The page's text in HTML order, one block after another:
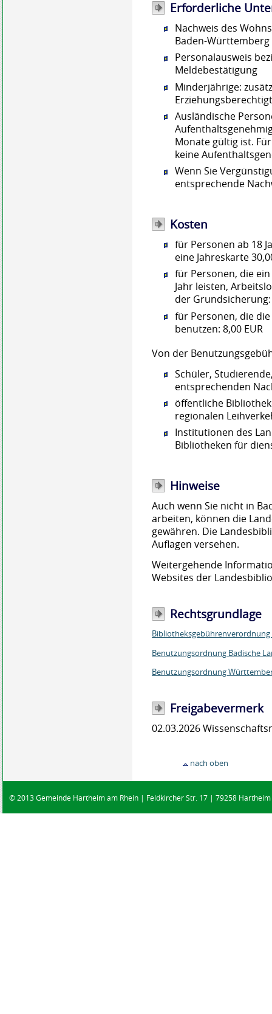
Erforderliche
Nachweis des
Baden-Württemberg
Personalausweis
Meldebestätigung
Minderjährige:
Ausländische
Monate gültig ist.
keine
Wenn Sie
entsprechende
Kosten
für Personen ab 18
eine Jahreskarte
für Personen, die
Jahr leisten,
der Grundsicherung:
für Personen, die
benutzen: 8,00 EUR
Von der
Schüler,
entsprechenden
öffentliche
regionalen
Institutionen des
Bibliotheken für
Hinweise
Auch wenn Sie nicht in
arbeiten, können die
gewähren. Die
Auflagen versehen.
Weitergehende
Websites der
Rechtsgrundlage
Bibliotheksgebührenverordnung
Benutzungsordnung Badische
Benutzungsordnung
Freigabevermerk
02.03.2026
nach oben
© 2013 Gemeinde Hartheim am Rhein | Feldkircher Str. 17 | 79258